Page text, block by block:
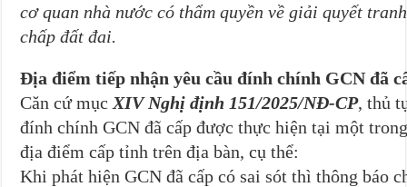
cơ quan nhà nước có thẩm quyền về giải quyết tranh
chấp đất đai.
Địa điểm tiếp nhận yêu cầu đính chính GCN đã
Căn cứ mục XIV Nghị định 151/2025/NĐ-CP, thủ
đính chính GCN đã cấp được thực hiện tại một
địa điểm cấp tỉnh trên địa bàn, cụ thể:
Khi phát hiện GCN đã cấp có sai sót thì thông báo